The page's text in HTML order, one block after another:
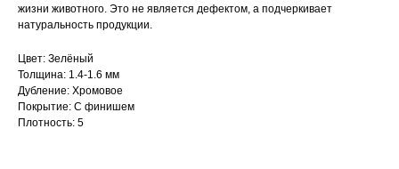
жизни животного. Это не является дефектом, а подчеркивает
натуральность продукции.
Цвет: Зелёный
Толщина: 1.4-1.6 мм
Дубление: Хромовое
Покрытие: С финишем
Плотность: 5